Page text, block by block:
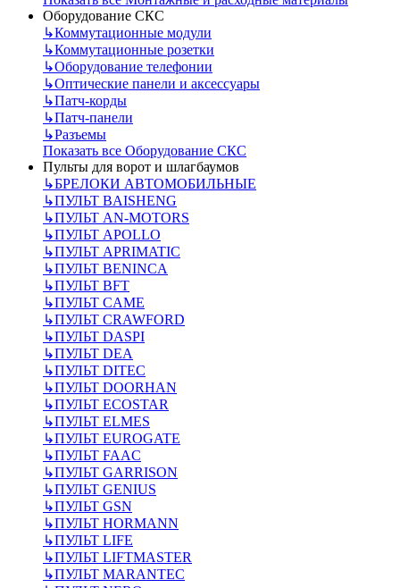
Оборудование СКС
↳Коммутационные модули
↳Коммутационные розетки
↳Оборудование телефонии
↳Оптические панели и аксессуары
↳Патч-корды
↳Патч-панели
↳Разъемы
Показать все Оборудование СКС
Пульты для ворот и шлагбаумов
↳БРЕЛОКИ АВТОМОБИЛЬНЫЕ
↳ПУЛЬТ BAISHENG
↳ПУЛЬТ AN-MOTORS
↳ПУЛЬТ APOLLO
↳ПУЛЬТ APRIMATIC
↳ПУЛЬТ BENINCA
↳ПУЛЬТ BFT
↳ПУЛЬТ CAME
↳ПУЛЬТ CRAWFORD
↳ПУЛЬТ DASPI
↳ПУЛЬТ DEA
↳ПУЛЬТ DITEC
↳ПУЛЬТ DOORHAN
↳ПУЛЬТ ECOSTAR
↳ПУЛЬТ ELMES
↳ПУЛЬТ EUROGATE
↳ПУЛЬТ FAAC
↳ПУЛЬТ GARRISON
↳ПУЛЬТ GENIUS
↳ПУЛЬТ GSN
↳ПУЛЬТ HORMANN
↳ПУЛЬТ LIFE
↳ПУЛЬТ LIFTMASTER
↳ПУЛЬТ MARANTEC